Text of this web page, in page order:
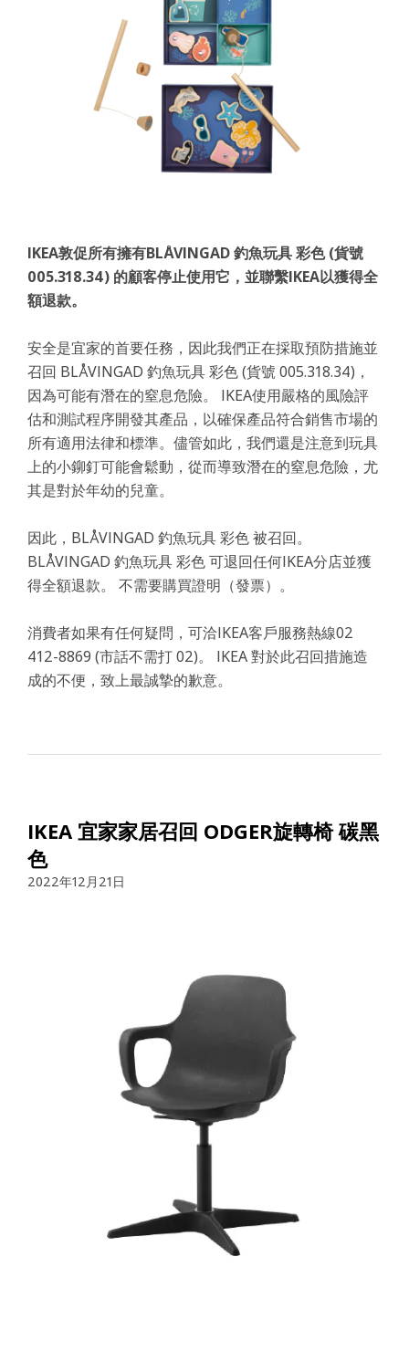
IKEA敦促所有擁有BLÅVINGAD 釣魚玩具 彩色 (貨號
005.318.34) 的顧客停止使用它，並聯繫IKEA以獲得全
額退款。
安全是宜家的首要任務，因此我們正在採取預防措施並
召回 BLÅVINGAD 釣魚玩具 彩色 (貨號 005.318.34)，
因為可能有潛在的窒息危險。 IKEA使用嚴格的風險評
估和測試程序開發其產品，以確保產品符合銷售市場的
所有適用法律和標準。儘管如此，我們還是注意到玩具
上的小鉚釘可能會鬆動，從而導致潛在的窒息危險，尤
其是對於年幼的兒童。
因此，BLÅVINGAD 釣魚玩具 彩色 被召回。
BLÅVINGAD 釣魚玩具 彩色 可退回任何IKEA分店並獲
得全額退款。 不需要購買證明（發票）。
消費者如果有任何疑問，可洽IKEA客戶服務熱線02
412-8869 (市話不需打 02)。 IKEA 對於此召回措施造
成的不便，致上最誠摯的歉意。
IKEA 宜家家居召回 ODGER旋轉椅 碳黑
色
2022年12月21日